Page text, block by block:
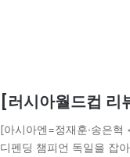
[러시아월드컵 리
[아시아엔=정재훈·송은
디펜딩 챔피언 독일을 잡